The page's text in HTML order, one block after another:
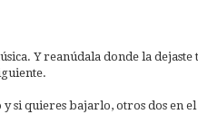
Y reanúdala donde la dejaste
y si quieres bajarlo, otros dos en